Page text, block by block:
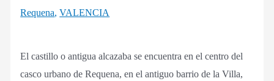
Requena,VALENCIA
El castillo o antigua alcazaba se encuentra en el centro del
casco urbano de Requena, en el antiguo barrio de la Villa,